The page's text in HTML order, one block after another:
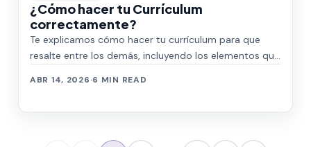
¿Cómo hacer tu Currículum
correctamente?
Te explicamos cómo hacer tu currículum para que
resalte entre los demás, incluyendo los elementos que
ABR 14, 2026·6 MIN READ